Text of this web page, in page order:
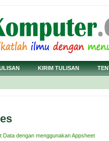
KIRIM TULISAN
Data dengan menggunakan Appsheet